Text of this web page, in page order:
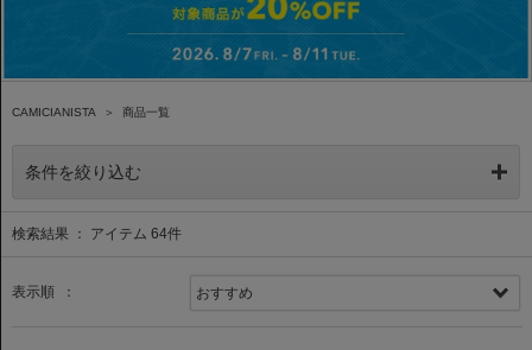
CAMICIANISTA ＞ 商品一覧
条件を絞り込む
検索結果 ： アイテム 64件
表示順 ：